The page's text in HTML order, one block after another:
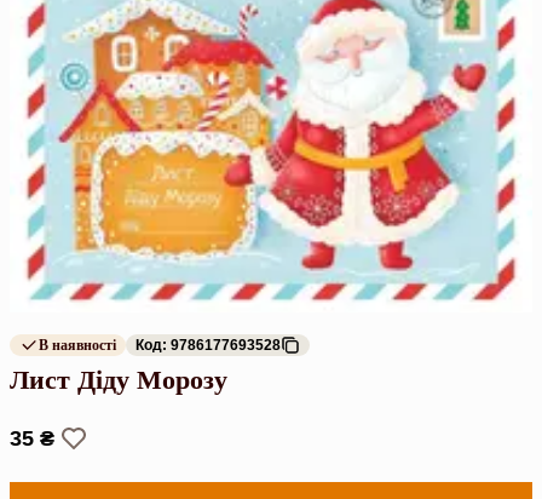
В наявності Код: 9786177693528
Лист Діду Морозу
35 ₴